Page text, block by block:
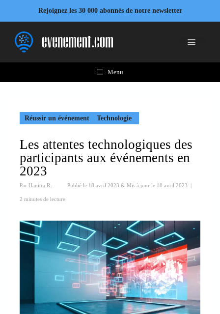
contenu
Rejoignez les 30 000 abonnés de notre newsletter
Menu
Menu
Réussir un événement Technologie
Les attentes technologiques des
participants aux événements en
2023
Par Hanitra R. Publié le 18 avril 2023 & Mis à jour le 18 avril 2023 |
2 minutes de lecture